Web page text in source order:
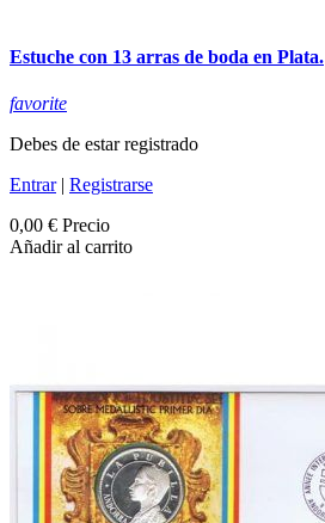
Estuche con 13 arras de boda en Plata.
favorite
Debes de estar registrado
Entrar| Registrarse
0,00 € Precio
Añadir al carrito